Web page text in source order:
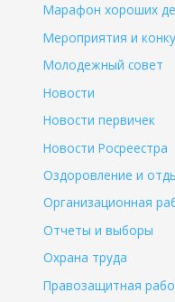
Марафон хороших
Мероприятия и
Молодежный совет
Новости
Новости первичек
Новости Росреестра
Оздоровление и
Организационная
Отчеты и выборы
Охрана труда
Правозащитная